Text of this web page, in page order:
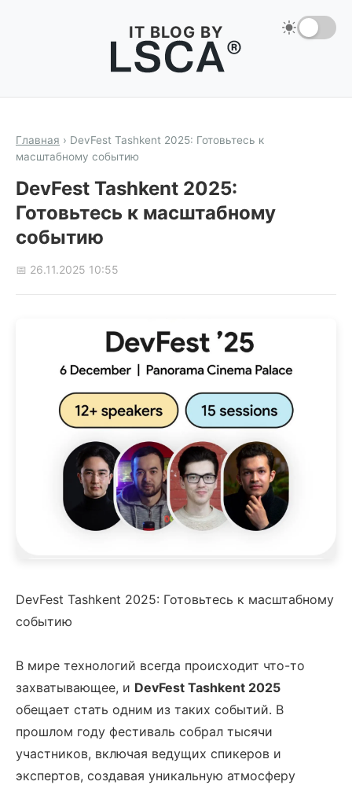
IT BLOG BY
Главная › DevFest Tashkent 2025: Готовьтесь к
масштабному событию
DevFest Tashkent 2025:
Готовьтесь к масштабному
событию
📅 26.11.2025 10:55
DevFest Tashkent 2025: Готовьтесь к масштабному
событию
В мире технологий всегда происходит что-то
захватывающее, и DevFest Tashkent 2025
обещает стать одним из таких событий. В
прошлом году фестиваль собрал тысячи
участников, включая ведущих спикеров и
экспертов, создавая уникальную атмосферу